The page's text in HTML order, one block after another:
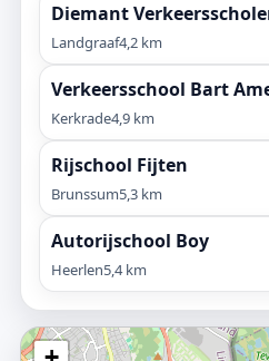
Diemant
Landgraaf4,2 km
Verkeersschool Bart
Kerkrade4,9 km
Rijschool Fijten
Brunssum5,3 km
Autorijschool Boy
Heerlen5,4 km